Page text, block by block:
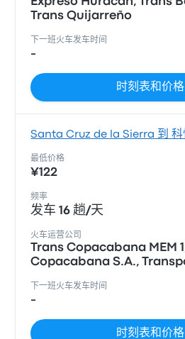
Trans Quijarreño
下一班火车发车时间
-
时刻表和价格
Santa Cruz de la Sierra 到 科
最低价格
¥122
频率
发车 16 趟/天
火车运营公司
Trans Copacabana MEM
Copacabana S.A.,
下一班火车发车时间
-
时刻表和价格